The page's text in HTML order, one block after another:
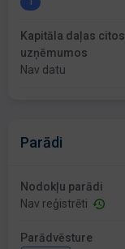
1
Kapitāla daļas citos
uzņēmumos
Nav datu
Parādi
Nodokļu parādi
Nav reģistrēti
Parādvēsture